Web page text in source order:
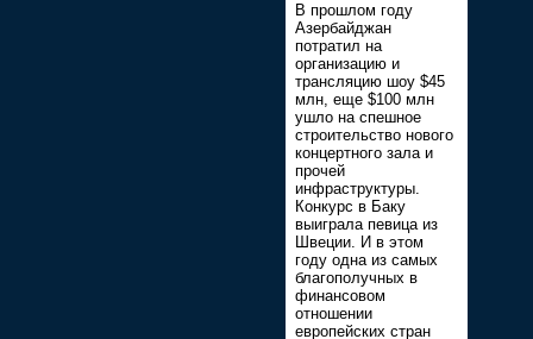
В прошлом году
Азербайджан
потратил на
организацию и
трансляцию шоу $45
млн, еще $100 млн
ушло на спешное
строительство нового
концертного зала и
прочей
инфраструктуры.
Конкурс в Баку
выиграла певица из
Швеции. И в этом
году одна из самых
благополучных в
финансовом
отношении
европейских стран